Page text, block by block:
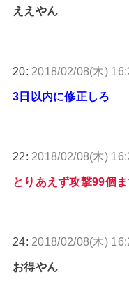
ええやん
20: 2018/02/08(木)
3日以内に修正しろ
22: 2018/02/08(木)
とりあえず攻撃99個
24: 2018/02/08(木)
お得やん